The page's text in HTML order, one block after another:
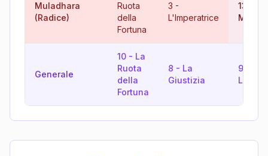
Muladhara
(Radice)
Ruota
della
Fortuna
3 -
L'Imperatrice
13
Morte
Generale
10 - La
Ruota
della
Fortuna
8 - La
Giustizia
9